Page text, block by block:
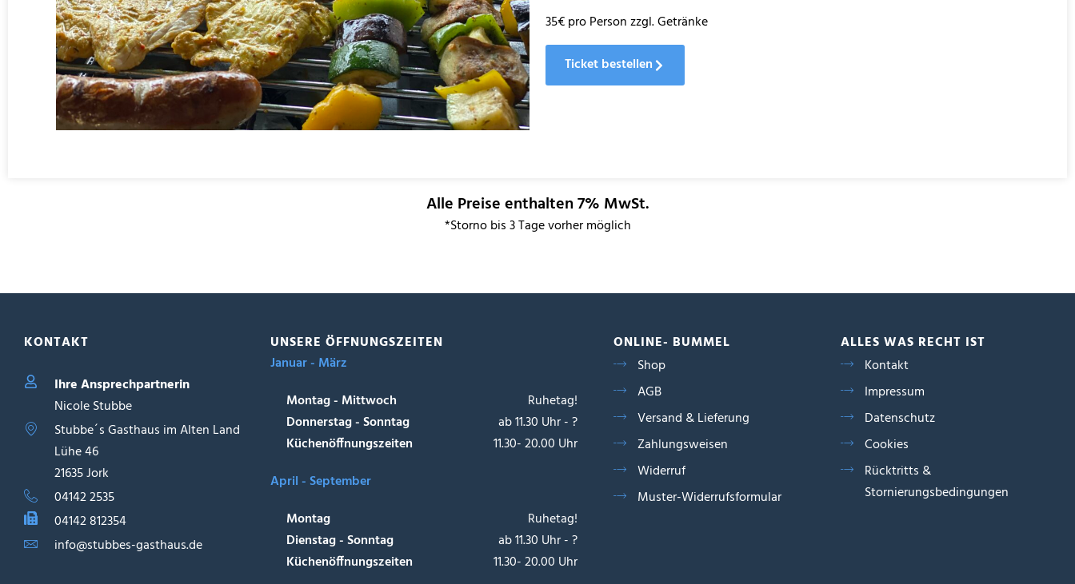
35€ pro Person zzgl. Getränke
Ticket bestellen
Alle Preise enthalten 7% MwSt.
*Storno bis 3 Tage vorher möglich
KONTAKT
Ihre Ansprechpartnerin
Nicole Stubbe
Stubbe´s Gasthaus im Alten Land
Lühe 46
21635 Jork
04142 2535
04142 812354
info@stubbes-gasthaus.de
UNSERE ÖFFNUNGSZEITEN
Januar - März
Montag - Mittwoch
Ruhetag!
Donnerstag - Sonntag
ab 11.30 Uhr - ?
Küchenöffnungszeiten
11.30- 20.00 Uhr
April - September
Montag
Ruhetag!
Dienstag - Sonntag
ab 11.30 Uhr - ?
Küchenöffnungszeiten
11.30- 20.00 Uhr
ONLINE- BUMMEL
Shop
AGB
Versand & Lieferung
Zahlungsweisen
Widerruf
Muster-Widerrufsformular
ALLES WAS RECHT IST
Kontakt
Impressum
Datenschutz
Cookies
Rücktritts &
Stornierungsbedingungen